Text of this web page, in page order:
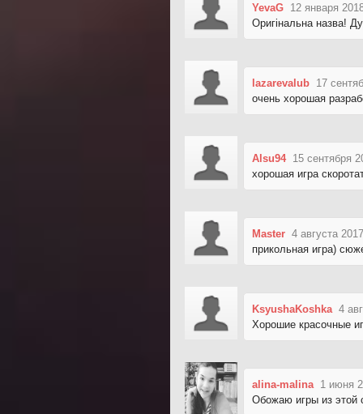
YevaG 12 января
Оригінальна назва!
lazarevalub 17
очень хорошая
Alsu94 15 сентября
хорошая игра
Master 4 августа
прикольная игра)
KsyushaKoshka 4
Хорошие красочные
alina-malina 1 июня
Обожаю игры из этой